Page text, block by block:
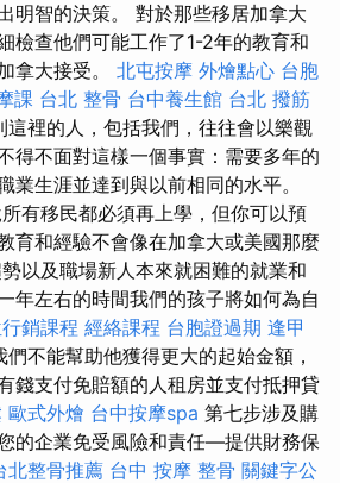
明智的決策。 對於那些移居加拿大
檢查他們可能工作了1-2年的教育和
拿大接受。 北屯按摩 外燴點心 台胞
課 台北 整骨 台中養生館 台北 撥筋
這裡的人，包括我們，往往會以樂觀
得不面對這樣一個事實：需要多年的
業生涯並達到與以前相同的水平。
有移民都必須再上學，但你可以預
育和經驗不會像在加拿大或美國那麼
以及職場新人本來就困難的就業和
年左右的時間我們的孩子將如何為自
銷課程 經絡課程 台胞證過期 逢甲
們不能幫助他獲得更大的起始金額，
錢支付免賠額的人租房並支付抵押貸
歐式外燴 台中按摩spa 第七步涉及購
的企業免受風險和責任—提供財務保
北整骨推薦 台中 按摩 整骨 關鍵字公